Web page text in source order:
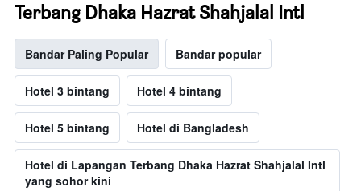
Terbang Dhaka Hazrat Shahjalal Intl
Bandar Paling Popular Bandar popular
Hotel 3 bintang Hotel 4 bintang
Hotel 5 bintang Hotel di Bangladesh
Hotel di Lapangan Terbang Dhaka Hazrat Shahjalal Intl
yang sohor kini